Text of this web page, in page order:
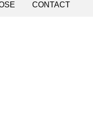
CONTACT